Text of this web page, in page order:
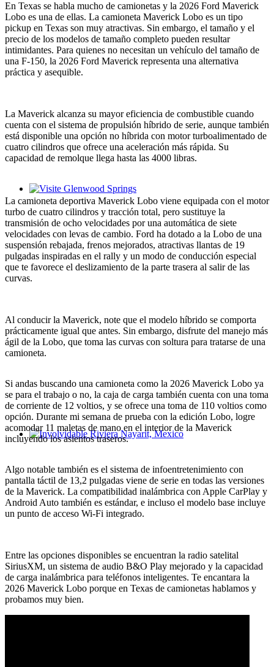
Glenwood Springs - Bello y Encantador
Involvidable Riviera Nayarit, Mexico
En Texas se habla mucho de camionetas y la 2026 Ford Maverick
Lobo es una de ellas. La camioneta Maverick Lobo es un tipo
pickup en Texas son muy atractivas. Sin embargo, el tamaño y el
precio de los modelos de tamaño completo pueden resultar
intimidantes. Para quienes no necesitan un vehículo del tamaño de
una F-150, la 2026 Ford Maverick representa una alternativa
práctica y asequible.
La Maverick alcanza su mayor eficiencia de combustible cuando
cuenta con el sistema de propulsión híbrido de serie, aunque también
está disponible una opción no híbrida con motor turboalimentado de
cuatro cilindros que ofrece una aceleración más rápida. Su
capacidad de remolque llega hasta las 4000 libras.
La camioneta deportiva Maverick Lobo viene equipada con el motor
turbo de cuatro cilindros y tracción total, pero sustituye la
transmisión de ocho velocidades por una automática de siete
velocidades con levas de cambio. Ford ha dotado a la Lobo de una
suspensión rebajada, frenos mejorados, atractivas llantas de 19
pulgadas inspiradas en el rally y un modo de conducción especial
que te favorece el deslizamiento de la parte trasera al salir de las
curvas.
Al conducir la Maverick, note que el modelo híbrido se comporta
prácticamente igual que antes. Sin embargo, disfrute del manejo más
ágil de la Lobo, que toma las curvas con soltura para tratarse de una
camioneta.
Si andas buscando una camioneta como la 2026 Maverick Lobo ya
se para el trabajo o no, la caja de carga también cuenta con una toma
de corriente de 12 voltios, y se ofrece una toma de 110 voltios como
opción. Durante mi semana de prueba con la edición Lobo, logre
acomodar 11 maletas de mano en el interior de la Maverick
incluyendo los asientos traseros.
Algo notable también es el sistema de infoentretenimiento con
pantalla táctil de 13,2 pulgadas viene de serie en todas las versiones
de la Maverick. La compatibilidad inalámbrica con Apple CarPlay y
Android Auto también es estándar, e incluso el modelo base incluye
un punto de acceso Wi-Fi integrado.
Entre las opciones disponibles se encuentran la radio satelital
SiriusXM, un sistema de audio B&O Play mejorado y la capacidad
de carga inalámbrica para teléfonos inteligentes. Te encantara la
2026 Maverick Lobo porque en Texas de camionetas hablamos y
probamos muy bien.